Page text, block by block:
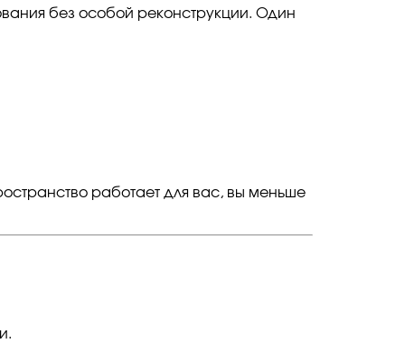
без особой реконструкции. Один
работает для вас, вы меньше